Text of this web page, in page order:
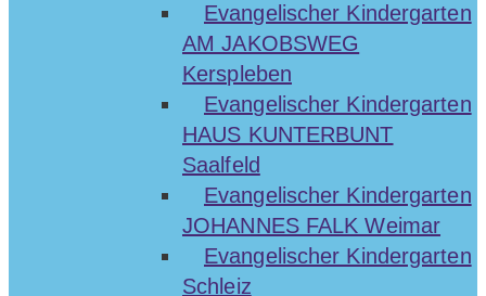
Evangelischer Kindergarten
AM JAKOBSWEG
Kerspleben
Evangelischer Kindergarten
HAUS KUNTERBUNT
Saalfeld
Evangelischer Kindergarten
JOHANNES FALK Weimar
Evangelischer Kindergarten
Schleiz